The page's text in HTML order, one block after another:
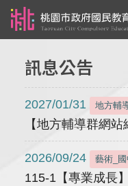
訊息公告
2027/01/31 地方輔
【地方輔導群網站
2026/09/24 藝術_國
115-1【專業成長